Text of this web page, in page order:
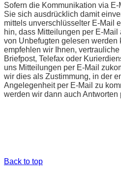
Sofern die Kommunikation via
Sie sich ausdrücklich damit
mittels unverschlüsselter E-Mail
hin, dass Mitteilungen per E-
von Unbefugten gelesen werden
empfehlen wir Ihnen,
Briefpost, Telefax oder
uns Mitteilungen per E-Mail
wir dies als Zustimmung, in der
Angelegenheit per E-Mail zu
werden wir dann auch Antworten
Back to top